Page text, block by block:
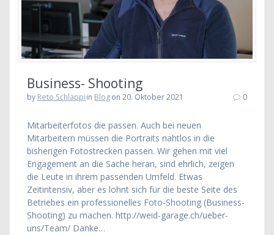
Business- Shooting
by Reto Schläppiin Blogon 20. Oktober 2021 0
Mitarbeiterfotos die passen. Auch bei neuen
Mitarbeitern müssen die Portraits nahtlos in die
bisherigen Fotostrecken passen. Wir gehen mit viel
Engagement an die Sache heran, sind ehrlich, zeigen
die Leute in ihrem passenden Umfeld. Etwas
Zeitintensiv, aber es lohnt sich für die beste Seite des
Betriebes ein professionelles Foto-Shooting (Business-
Shooting) zu machen. http://weid-garage.ch/ueber-
uns/Team/ Danke…